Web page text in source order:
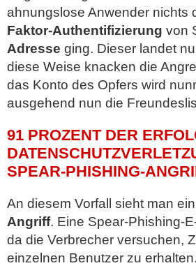
ahnungslose Anwender nichts
Faktor-Authentifizierung von
Adresse ging. Dieser landet
diese Weise knacken die
das Konto des Opfers wird
ausgehend nun die
91 PROZENT DER
SPEAR-PHISHING-
An diesem Vorfall sieht man
Angriff. Eine Spear-Phishing-
da die Verbrecher versuchen,
einzelnen Benutzer zu